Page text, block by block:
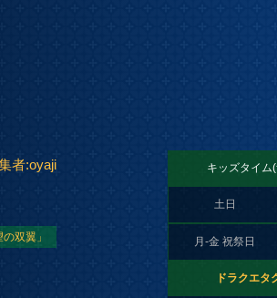
者:oyaji
双翼」
キッズタイム
土日
月-金 祝祭日
ドラクエタ